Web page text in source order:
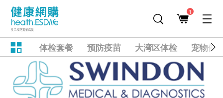
1
体检套餐 预防疫苗 大湾区体检 宠物健